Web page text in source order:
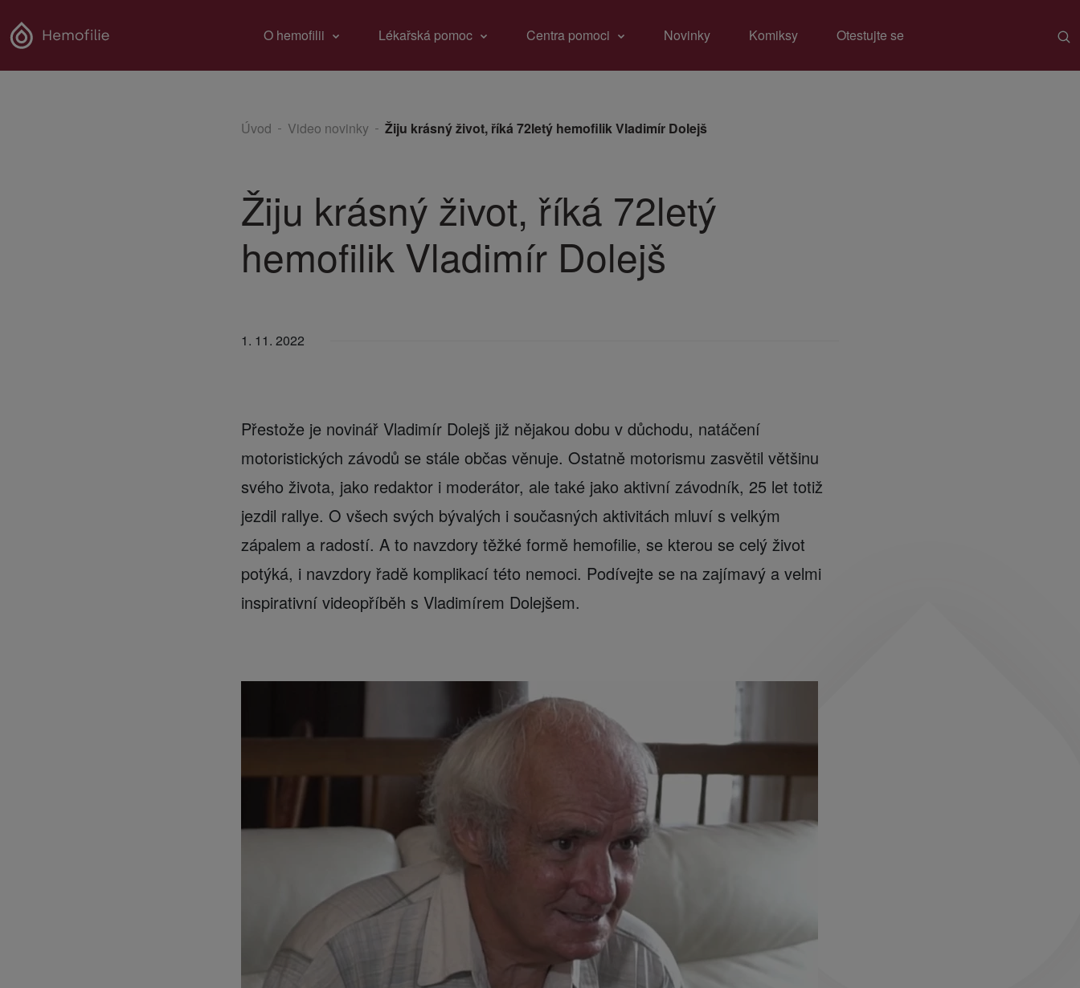
O hemofilii Lékařská pomoc Centra pomoci Novinky Komiksy Otestujte se
Úvod Video novinky Žiju krásný život, říká 72letý hemofilik Vladimír Dolejš
Žiju krásný život, říká 72letý
hemofilik Vladimír Dolejš
1. 11. 2022
Přestože je novinář Vladimír Dolejš již nějakou dobu v důchodu, natáčení
motoristických závodů se stále občas věnuje. Ostatně motorismu zasvětil většinu
svého života, jako redaktor i moderátor, ale také jako aktivní závodník, 25 let totiž
jezdil rallye. O všech svých bývalých i současných aktivitách mluví s velkým
zápalem a radostí. A to navzdory těžké formě hemofilie, se kterou se celý život
potýká, i navzdory řadě komplikací této nemoci. Podívejte se na zajímavý a velmi
inspirativní videopříběh s Vladimírem Dolejšem.